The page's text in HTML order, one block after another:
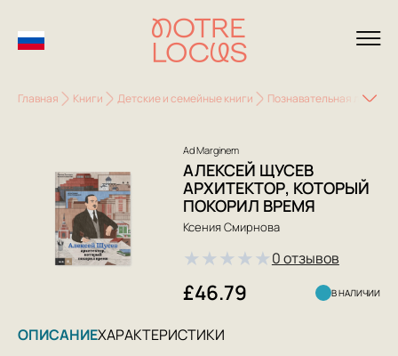
Главная Книги Детские и семейные книги Познавательная
Ad Marginem
АЛЕКСЕЙ ЩУСЕВ
АРХИТЕКТОР, КОТОРЫЙ
ПОКОРИЛ ВРЕМЯ
Ксения Смирнова
★★★★★0 отзывов
£46.79 В НАЛИЧИИ
ОПИСАНИЕХАРАКТЕРИСТИКИ